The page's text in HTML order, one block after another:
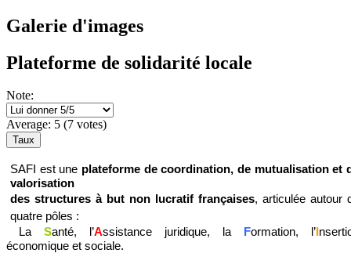
Galerie d'images
Plateforme de solidarité locale
Note:
Average: 5 (7 votes)
SAFI est une plateforme de coordination, de mutualisation et
valorisation
des structures à but non lucratif françaises, articulée autour
quatre pôles :
La Santé, l’Assistance juridique, la Formation, l’I
économique et sociale.